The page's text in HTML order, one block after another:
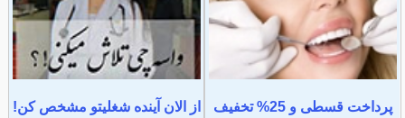
پرداخت قسطی و 25% تخفیف
از الان آینده شغلیتو مشخص کن!